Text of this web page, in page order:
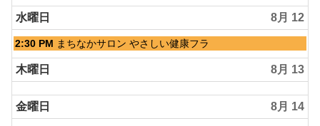
水曜日 8月 12
水
曜
日,
8
月
12th
2026
2:30 PM まちなかサロン やさしい健康フラ
木曜日 8月 13
金曜日 8月 14